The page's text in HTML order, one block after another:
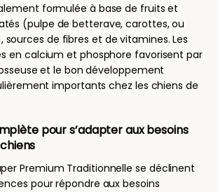
formulée à base de fruits et
(pulpe de betterave, carottes, ou
de fibres et de vitamines. Les
en calcium et phosphore favorisent par
et le bon développement
importants chez les chiens de
pour s’adapter aux besoins
Premium Traditionnelle se déclinent
pour répondre aux besoins